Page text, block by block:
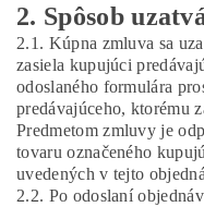
2. Spôsob
2.1. Kúpna zmluva sa
zasiela kupujúci
odoslaného formulára
predávajúceho, ktorému
Predmetom zmluvy je
tovaru označeného
uvedených v tejto
2.2. Po odoslaní